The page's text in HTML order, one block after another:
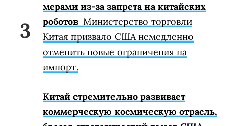
мерами из-за запрета на китайских
роботов Министерство торговли
Китая призвало США немедленно
отменить новые ограничения на
импорт.
Китай стремительно развивает
коммерческую космическую отрасль,